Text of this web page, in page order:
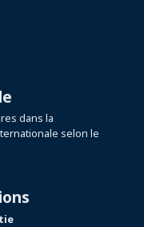
dans la
selon le